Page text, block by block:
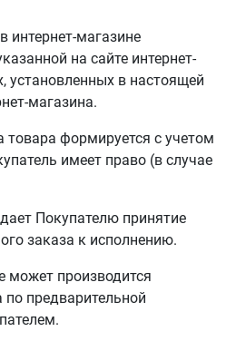
интернет-магазине
на сайте интернет-
установленных в настоящей
магазина.
товара формируется с учетом
имеет право (в случае
Покупателю принятие
заказа к исполнению.
может производится
по предварительной